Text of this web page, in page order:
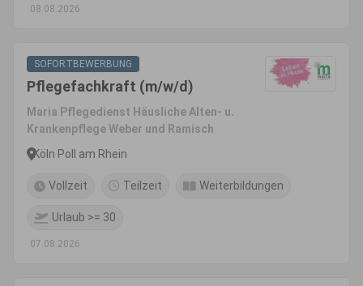
08.08.2026
SOFORTBEWERBUNG
Pflegefachkraft (m/w/d)
Maria Pflegedienst Häusliche Alten- u.
Krankenpflege Weber und Ramisch
Köln Poll am Rhein
Vollzeit Teilzeit Weiterbildungen
Urlaub >= 30
07.08.2026